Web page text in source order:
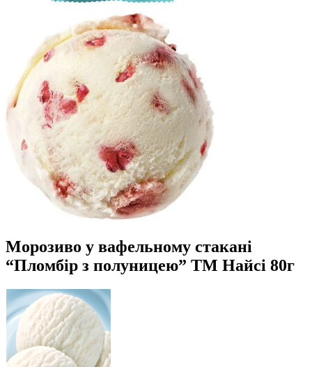
Морозиво у вафельному стакані
“Пломбір з полуницею” ТМ Найсі 80г